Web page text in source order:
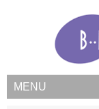
MENU